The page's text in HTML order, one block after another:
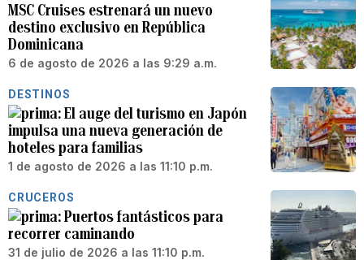
MSC Cruises estrenará un nuevo
destino exclusivo en República
Dominicana
6 de agosto de 2026 a las 9:29 a.m.
DESTINOS
El auge del turismo en Japón
impulsa una nueva generación de
hoteles para familias
1 de agosto de 2026 a las 11:10 p.m.
CRUCEROS
Puertos fantásticos para
recorrer caminando
31 de julio de 2026 a las 11:10 p.m.